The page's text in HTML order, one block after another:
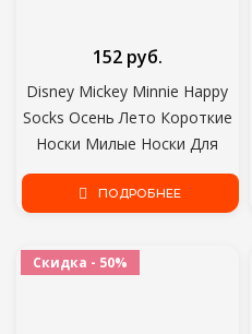
Disney Mickey Minnie Happy
Socks Осень Лето Короткие
Носки Милые Носки Для
девочек Хлопок Мультфильм
Животных Корея Женские
152 руб.
ПОДРОБНЕЕ
Скидка - 50%